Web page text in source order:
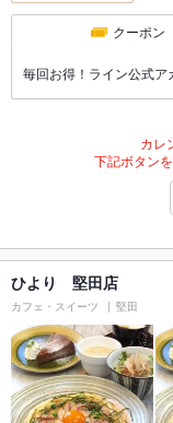
クーポン
毎回お得！ライン公式ア
カレ
下記ボタン
ひより 堅田店
カフェ・スイーツ 堅田